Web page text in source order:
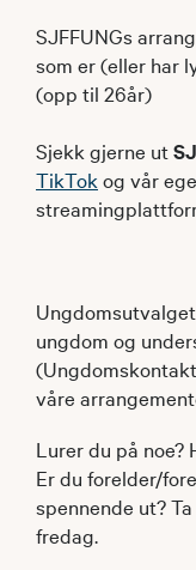
SJFFUNGs
som er (eller har
(opp til 26år)
Sjekk gjerne ut
TikTok og vår
ungdom og
våre
Lurer du på noe?
Er du forelder/
spennende ut?
fredag.